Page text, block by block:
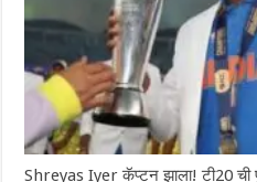
Shreyas Iyer कॅप्टन झाला! टी20 ची